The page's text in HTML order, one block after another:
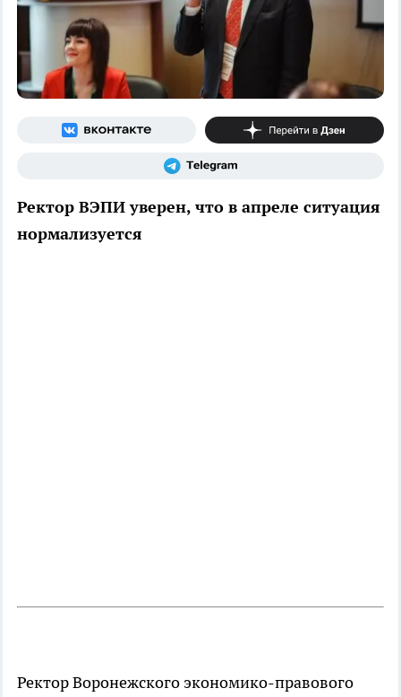
Ректор ВЭПИ уверен, что в апреле ситуация
нормализуется
Ректор Воронежского экономико-правового